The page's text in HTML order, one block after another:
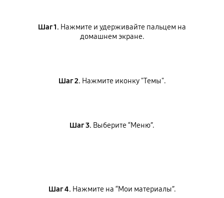
Шаг 1. Нажмите и удерживайте пальцем на
домашнем экране.
Шаг 2. Нажмите иконку "Темы".
Шаг 3. Выберите “Меню”.
Шаг 4. Нажмите на “Мои материалы”.